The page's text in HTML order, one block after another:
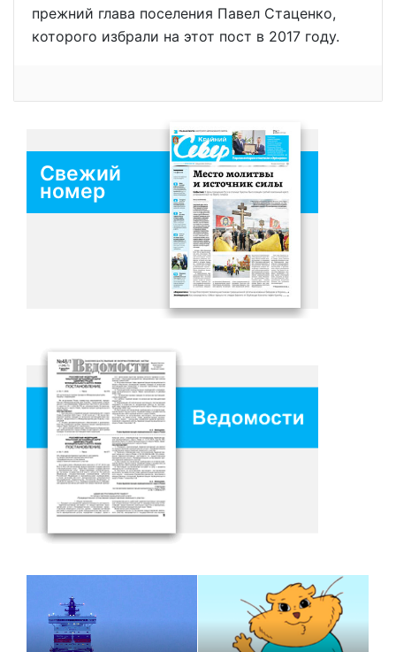
прежний глава поселения Павел Стаценко,
которого избрали на этот пост в 2017 году.
Свежий
номер